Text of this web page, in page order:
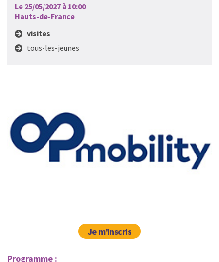
Le 25/05/2027 à 10:00
Hauts-de-France
visites
tous-les-jeunes
Je m'inscris
Programme :